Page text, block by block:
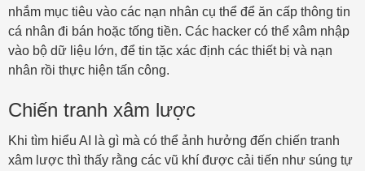
nhắm mục tiêu vào các nạn nhân cụ thể để ăn cấp thông tin
cá nhân đi bán hoặc tống tiền. Các hacker có thể xâm nhập
vào bộ dữ liệu lớn, để tin tặc xác định các thiết bị và nạn
nhân rồi thực hiện tấn công.
Chiến tranh xâm lược
Khi tìm hiểu AI là gì mà có thể ảnh hưởng đến chiến tranh
xâm lược thì thấy rằng các vũ khí được cải tiến như súng tự